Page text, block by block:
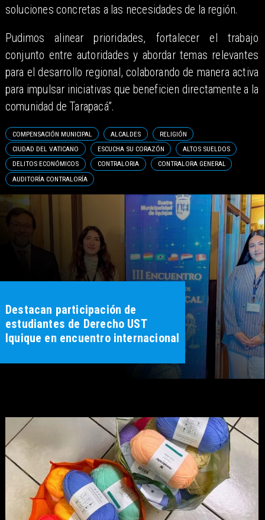
soluciones concretas a las necesidades de la región.
Pudimos alinear prioridades, fortalecer el trabajo
conjunto entre autoridades y abordar temas relevantes
para el desarrollo regional, colaborando de manera activa
para impulsar iniciativas que beneficien directamente a la
comunidad de Tarapacá”.
COMPENSACIÓN MUNICIPAL ALCALDES
RELIGIÓN
CIUDAD DEL VATICANO
ESCUCHA SU CORAZÓN
ALTOS SUELDOS
DELITOS ECONÓMICOS
CONTRALORIA
CONTRALORA GENERAL
AUDITORÍA CONTRALORÍA
Destacan participación de
estudiantes de Derecho UST
Iquique en encuentro internacional